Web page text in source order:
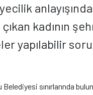
kadının
yapılabilir
sınırlarında